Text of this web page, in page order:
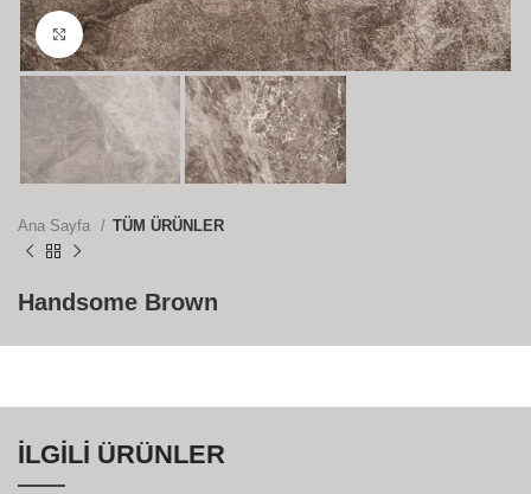
Büyütmek için tıklayın
Ana Sayfa TÜM ÜRÜNLER
Handsome Brown
İLGILI ÜRÜNLER